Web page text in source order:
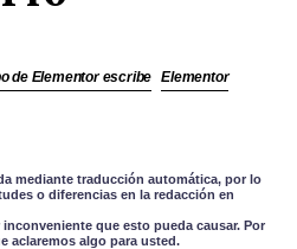
de Elementor escribe Elementor
mediante traducción automática, por lo
o diferencias en la redacción en
que esto pueda causar. Por
aclaremos algo para usted.